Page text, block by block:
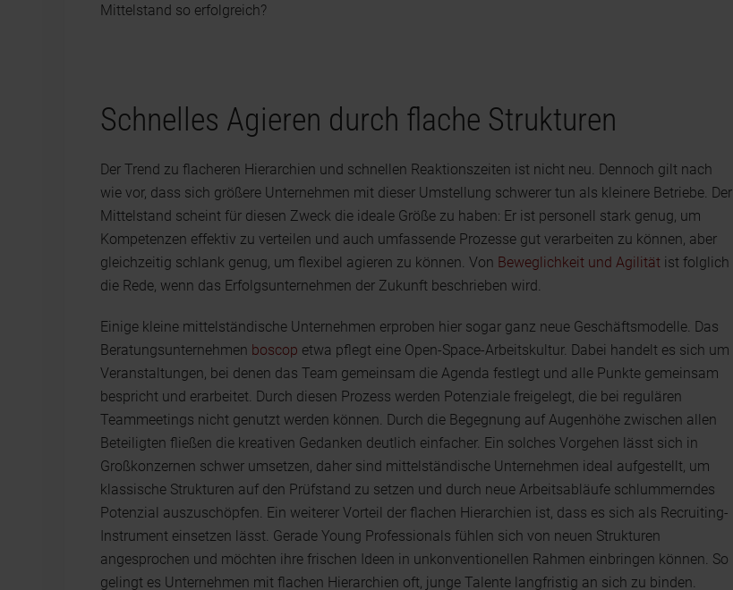
Mittelstand so erfolgreich?
Schnelles Agieren durch flache Strukturen
Der Trend zu flacheren Hierarchien und schnellen Reaktionszeiten ist nicht neu. Dennoch gilt nach
wie vor, dass sich größere Unternehmen mit dieser Umstellung schwerer tun als kleinere Betriebe. Der
Mittelstand scheint für diesen Zweck die ideale Größe zu haben: Er ist personell stark genug, um
Kompetenzen effektiv zu verteilen und auch umfassende Prozesse gut verarbeiten zu können, aber
gleichzeitig schlank genug, um flexibel agieren zu können. Von Beweglichkeit und Agilität ist folglich
die Rede, wenn das Erfolgsunternehmen der Zukunft beschrieben wird.
Einige kleine mittelständische Unternehmen erproben hier sogar ganz neue Geschäftsmodelle. Das
Beratungsunternehmen boscop etwa pflegt eine Open-Space-Arbeitskultur. Dabei handelt es sich um
Veranstaltungen, bei denen das Team gemeinsam die Agenda festlegt und alle Punkte gemeinsam
bespricht und erarbeitet. Durch diesen Prozess werden Potenziale freigelegt, die bei regulären
Teammeetings nicht genutzt werden können. Durch die Begegnung auf Augenhöhe zwischen allen
Beteiligten fließen die kreativen Gedanken deutlich einfacher. Ein solches Vorgehen lässt sich in
Großkonzernen schwer umsetzen, daher sind mittelständische Unternehmen ideal aufgestellt, um
klassische Strukturen auf den Prüfstand zu setzen und durch neue Arbeitsabläufe schlummerndes
Potenzial auszuschöpfen. Ein weiterer Vorteil der flachen Hierarchien ist, dass es sich als Recruiting-
Instrument einsetzen lässt. Gerade Young Professionals fühlen sich von neuen Strukturen
angesprochen und möchten ihre frischen Ideen in unkonventionellen Rahmen einbringen können. So
gelingt es Unternehmen mit flachen Hierarchien oft, junge Talente langfristig an sich zu binden.